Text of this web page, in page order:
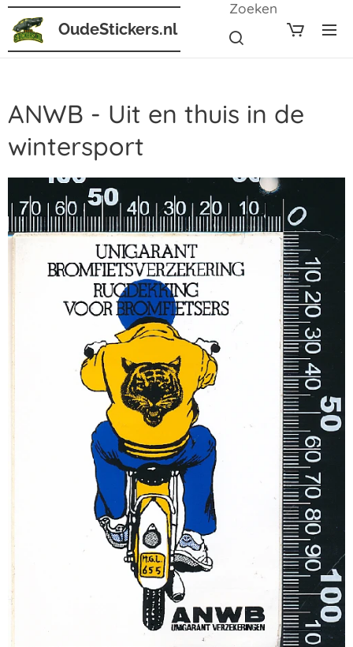
OudeStickers.nl
Zoeken
ANWB - Uit en thuis in de
wintersport